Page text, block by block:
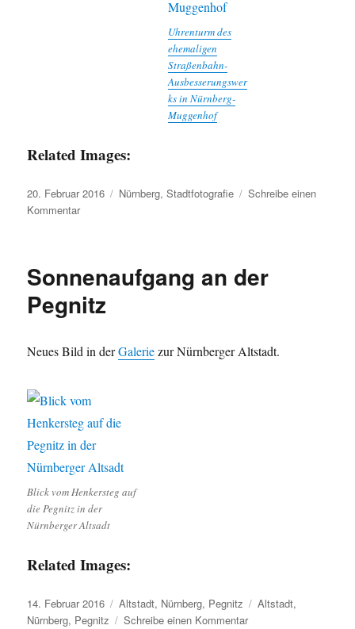
Uhrenturm des
ehemaligen
Straßenbahn-
Ausbesserungswer
ks in Nürnberg-
Muggenhof
Related Images:
Veröffentlicht
am
20. Februar 2016 Kategorien
Nürnberg,Stadtfotografie
Schreibe einen
Kommentarzu
Sonnenaufgang an der
Pegnitz
Neues Bild in derGaleriezur Nürnberger Altstadt.
Blick vom Henkersteg auf
die Pegnitz in der
Nürnberger Altsadt
Related Images:
Veröffentlicht
am
14. Februar 2016 Kategorien
Altstadt, Nürnberg, Pegnitz Schlagwörter
Altstadt,
Nürnberg, Pegnitz Schreibe einen Kommentarzu